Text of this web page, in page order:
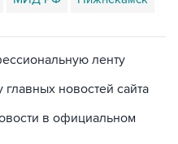
ленту
новостей сайта
в официальном